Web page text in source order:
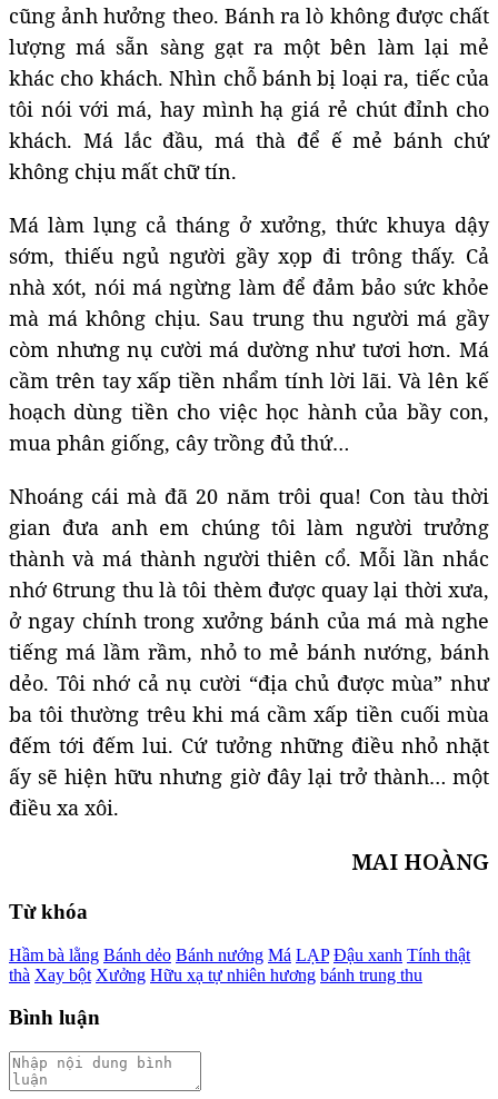
cũng ảnh hưởng theo. Bánh ra lò không được chất
lượng má sẵn sàng gạt ra một bên làm lại mẻ
khác cho khách. Nhìn chỗ bánh bị loại ra, tiếc của
tôi nói với má, hay mình hạ giá rẻ chút đỉnh cho
khách. Má lắc đầu, má thà để ế mẻ bánh chứ
không chịu mất chữ tín.
Má làm lụng cả tháng ở xưởng, thức khuya dậy
sớm, thiếu ngủ người gầy xọp đi trông thấy. Cả
nhà xót, nói má ngừng làm để đảm bảo sức khỏe
mà má không chịu. Sau trung thu người má gầy
còm nhưng nụ cười má dường như tươi hơn. Má
cầm trên tay xấp tiền nhẩm tính lời lãi. Và lên kế
hoạch dùng tiền cho việc học hành của bầy con,
mua phân giống, cây trồng đủ thứ…
Nhoáng cái mà đã 20 năm trôi qua! Con tàu thời
gian đưa anh em chúng tôi làm người trưởng
thành và má thành người thiên cổ. Mỗi lần nhắc
nhớ 6trung thu là tôi thèm được quay lại thời xưa,
ở ngay chính trong xưởng bánh của má mà nghe
tiếng má lầm rầm, nhỏ to mẻ bánh nướng, bánh
dẻo. Tôi nhớ cả nụ cười “địa chủ được mùa” như
ba tôi thường trêu khi má cầm xấp tiền cuối mùa
đếm tới đếm lui. Cứ tưởng những điều nhỏ nhặt
ấy sẽ hiện hữu nhưng giờ đây lại trở thành… một
điều xa xôi.
MAI HOÀNG
Từ khóa
Hầm bà lằng Bánh dẻo Bánh nướng Má LẠP Đậu xanh Tính thật
thà Xay bột Xưởng Hữu xạ tự nhiên hương bánh trung thu
Bình luận